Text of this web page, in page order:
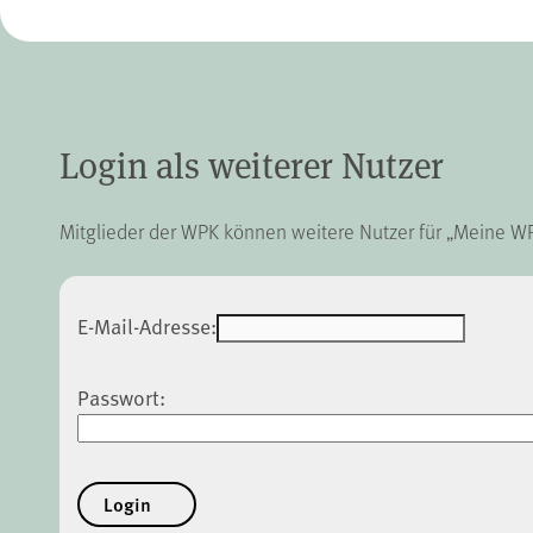
Login als weiterer Nutzer
Mitglieder der WPK können weitere Nutzer für „Meine
E-Mail-Adresse:
Passwort: